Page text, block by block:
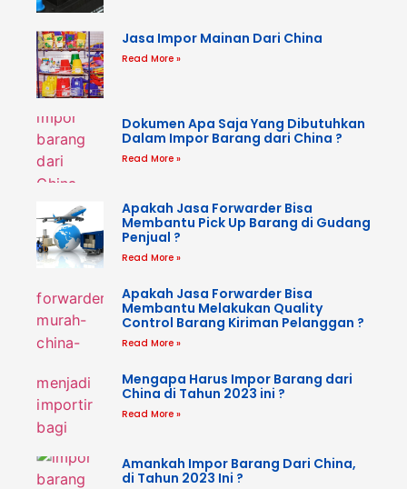
Jasa Impor Mainan Dari China
Read More »
Dokumen Apa Saja Yang Dibutuhkan
Dalam Impor Barang dari China ?
Read More »
Apakah Jasa Forwarder Bisa
Membantu Pick Up Barang di Gudang
Penjual ?
Read More »
Apakah Jasa Forwarder Bisa
Membantu Melakukan Quality
Control Barang Kiriman Pelanggan ?
Read More »
Mengapa Harus Impor Barang dari
China di Tahun 2023 ini ?
Read More »
Amankah Impor Barang Dari China,
di Tahun 2023 Ini ?